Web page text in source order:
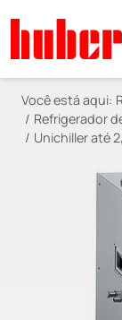
Você está aqui:
Refrigerador
Unichiller até